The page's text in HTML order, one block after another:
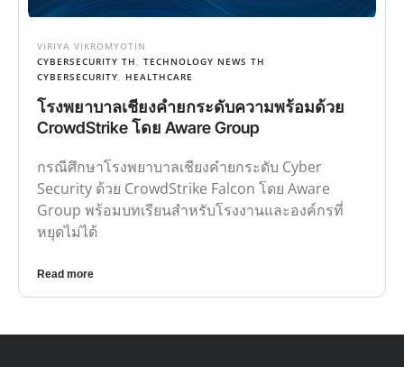
VIRIYA VIKROMYOTIN
CYBERSECURITY TH , TECHNOLOGY NEWS TH
CYBERSECURITY, HEALTHCARE
โรงพยาบาลเชียงคำยกระดับความพร้อมด้วย
CrowdStrike โดย Aware Group
กรณีศึกษาโรงพยาบาลเชียงคำยกระดับ Cyber
Security ด้วย CrowdStrike Falcon โดย Aware
Group พร้อมบทเรียนสำหรับโรงงานและองค์กรที่
หยุดไม่ได้
Read more